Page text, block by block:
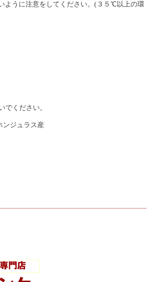
ように注意をしてください。(３５℃以上の環
でください。
ンジュラス産